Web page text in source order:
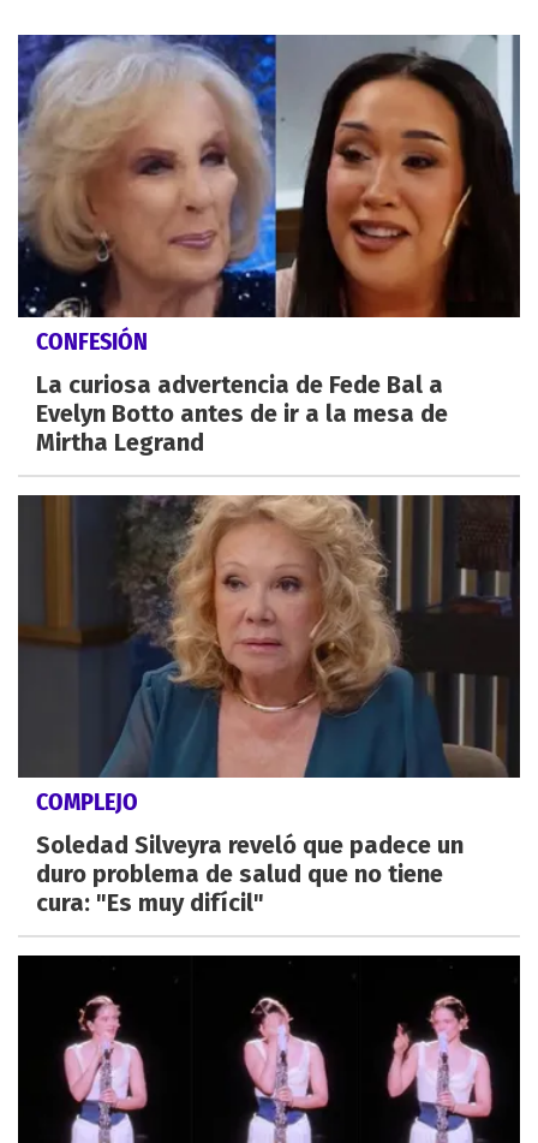
CONFESIÓN
La curiosa advertencia de Fede Bal a
Evelyn Botto antes de ir a la mesa de
Mirtha Legrand
COMPLEJO
Soledad Silveyra reveló que padece un
duro problema de salud que no tiene
cura: "Es muy difícil"